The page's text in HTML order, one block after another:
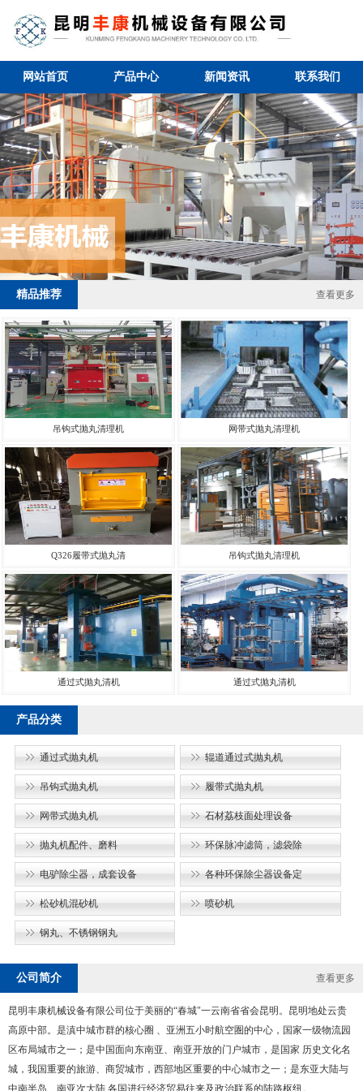
网站首页 产品中心 新闻资讯 联系我们
精品推荐 查看更多
吊钩式抛丸清理机 网带式抛丸清理机
Q326履带式抛丸清 吊钩式抛丸清理机
通过式抛丸清机 通过式抛丸清机
产品分类
通过式抛丸机 辊道通过式抛丸机
吊钩式抛丸机 履带式抛丸机
网带式抛丸机 石材荔枝面处理设备
抛丸机配件、磨料 环保脉冲滤筒，滤袋除
电驴除尘器，成套设备 各种环保除尘器设备定
松砂机混砂机 喷砂机
钢丸、不锈钢钢丸
公司简介 查看更多
昆明丰康机械设备有限公司位于美丽的“春城"一云南省省会昆明。昆明地处云贵
高原中部。是滇中城市群的核心圈 、亚洲五小时航空圏的中心，国家一级物流园
区布局城市之一；是中国面向东南亚、南亚开放的门户城市，是国家 历史文化名
城，我国重要的旅游、商贸城市，西部地区重要的中心城市之一；是东亚大陆与
中南半岛、南亚次大陆 各国进行经济贸易往来及政治联系的陆路枢纽。